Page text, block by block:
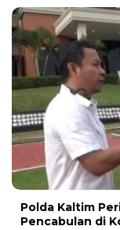
Polda Kaltim
Pencabulan di